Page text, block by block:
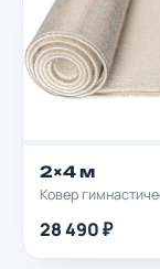
2×4 м
28 490 ₽